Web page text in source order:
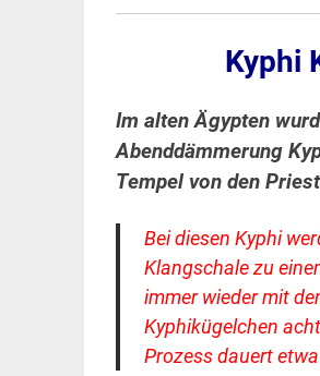
Kyphi
Im alten Ägypten
Abenddämmerung
Tempel von den
Bei diesen Kyphi
Klangschale zu
immer wieder mit
Kyphikügelchen
Prozess dauert